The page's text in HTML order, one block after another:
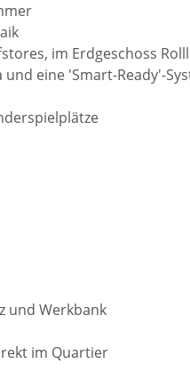
im Erdgeschoss
eine 'Smart-Ready'-
und Werkbank
im Quartier